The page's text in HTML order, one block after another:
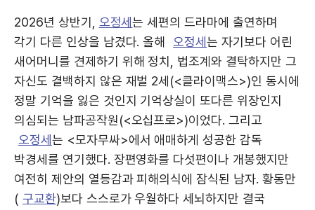
2026년 상반기, 오정세는 세편의 드라마에 출연하며
각기 다른 인상을 남겼다. 올해
오정세는 자기보다 어린
새어머니를 견제하기 위해 정치, 법조계와 결탁하지만 그
자신도 결백하지 않은 재벌 2세(<클라이맥스>)인 동시에
정말 기억을 잃은 것인지 기억상실이 또다른 위장인지
의심되는 남파공작원(<오십프로>)이었다. 그리고
오정세 는 <모자무싸>에서 애매하게 성공한 감독
박경세를 연기했다. 장편영화를 다섯편이나 개봉했지만
여전히 제안의 열등감과 피해의식에 잠식된 남자. 황동만
( 구교환)보다 스스로가 우월하다 세뇌하지만 결국